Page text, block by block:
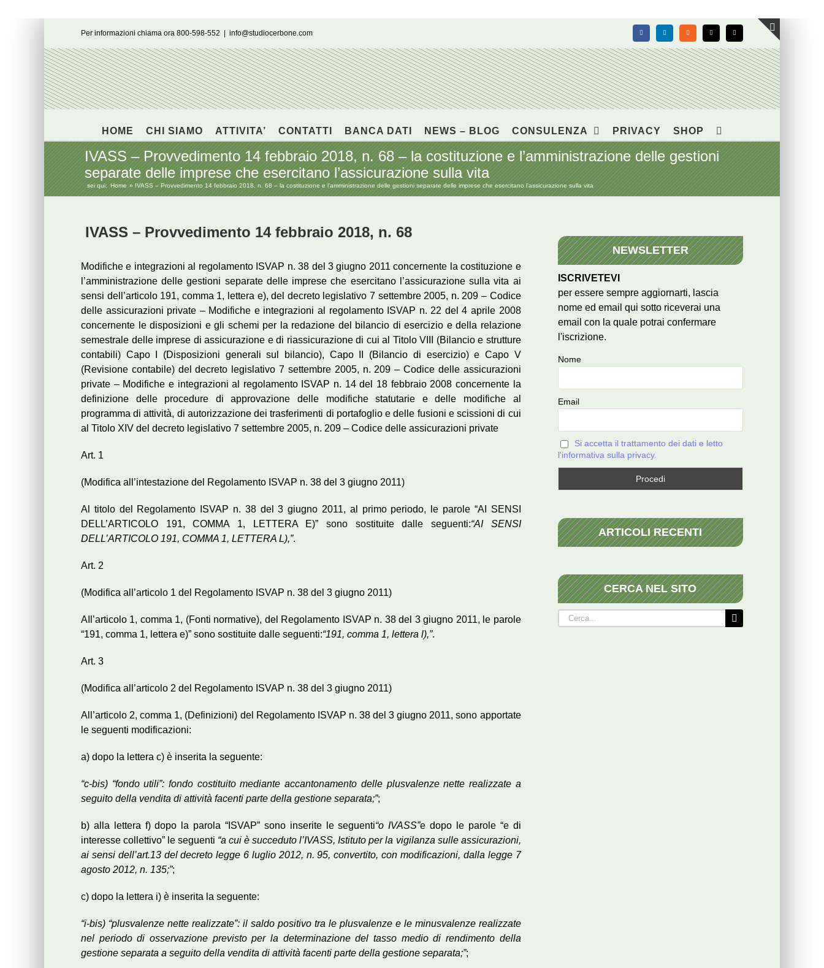
Per informazioni chiama ora 800-598-552 info@studiocerbone.com FacebookLinkedIn Rss X Email
HOME CHI SIAMO ATTIVITA’ CONTATTI BANCA DATI NEWS – BLOG CONSULENZA PRIVACY SHOP
IVASS – Provvedimento 14 febbraio 2018, n. 68 – la costituzione e l’amministrazione delle gestioni
separate delle imprese che esercitano l’assicurazione sulla vita
sei qui: Home IVASS – Provvedimento 14 febbraio 2018, n. 68 – la costituzione e l’amministrazione delle gestioni separate delle imprese che esercitano l’assicurazione sulla vita
IVASS – Provvedimento 14 febbraio 2018, n. 68
Modifiche e integrazioni al regolamento ISVAP n. 38 del 3 giugno 2011 concernente la costituzione e
l’amministrazione delle gestioni separate delle imprese che esercitano l’assicurazione sulla vita ai
sensi dell’articolo 191, comma 1, lettera e), del decreto legislativo 7 settembre 2005, n. 209 – Codice
delle assicurazioni private – Modifiche e integrazioni al regolamento ISVAP n. 22 del 4 aprile 2008
concernente le disposizioni e gli schemi per la redazione del bilancio di esercizio e della relazione
semestrale delle imprese di assicurazione e di riassicurazione di cui al Titolo VIII (Bilancio e strutture
contabili) Capo I (Disposizioni generali sul bilancio), Capo II (Bilancio di esercizio) e Capo V
(Revisione contabile) del decreto legislativo 7 settembre 2005, n. 209 – Codice delle assicurazioni
private – Modifiche e integrazioni al regolamento ISVAP n. 14 del 18 febbraio 2008 concernente la
definizione delle procedure di approvazione delle modifiche statutarie e delle modifiche al
programma di attività, di autorizzazione dei trasferimenti di portafoglio e delle fusioni e scissioni di cui
al Titolo XIV del decreto legislativo 7 settembre 2005, n. 209 – Codice delle assicurazioni private
Art. 1
(Modifica all’intestazione del Regolamento ISVAP n. 38 del 3 giugno 2011)
Al titolo del Regolamento ISVAP n. 38 del 3 giugno 2011, al primo periodo, le parole “AI SENSI
DELL’ARTICOLO 191, COMMA 1, LETTERA E)” sono sostituite dalle seguenti:“AI SENSI
DELL’ARTICOLO 191, COMMA 1, LETTERA L),”.
Art. 2
(Modifica all’articolo 1 del Regolamento ISVAP n. 38 del 3 giugno 2011)
AIl’articolo 1, comma 1, (Fonti normative), del Regolamento ISVAP n. 38 del 3 giugno 2011, le parole
“191, comma 1, lettera e)” sono sostituite dalle seguenti:“191, comma 1, lettera l),”.
Art. 3
(Modifica all’articolo 2 del Regolamento ISVAP n. 38 del 3 giugno 2011)
All’articolo 2, comma 1, (Definizioni) del Regolamento ISVAP n. 38 del 3 giugno 2011, sono apportate
le seguenti modificazioni:
a) dopo la lettera c) è inserita la seguente:
“c-bis) “fondo utili”: fondo costituito mediante accantonamento delle plusvalenze nette realizzate a
seguito della vendita di attività facenti parte della gestione separata;”;
b) alla lettera f) dopo la parola “ISVAP” sono inserite le seguenti“o IVASS”e dopo le parole “e di
interesse collettivo” le seguenti “a cui è succeduto l’IVASS, Istituto per la vigilanza sulle assicurazioni,
ai sensi dell’art.13 del decreto legge 6 luglio 2012, n. 95, convertito, con modificazioni, dalla legge 7
agosto 2012, n. 135;”;
c) dopo la lettera i) è inserita la seguente:
“i-bis) “plusvalenze nette realizzate”: il saldo positivo tra le plusvalenze e le minusvalenze realizzate
nel periodo di osservazione previsto per la determinazione del tasso medio di rendimento della
gestione separata a seguito della vendita di attività facenti parte della gestione separata;”;
NEWSLETTER
ISCRIVETEVI
per essere sempre aggiornarti, lascia
nome ed email qui sotto riceverai una
email con la quale potrai confermare
l'iscrizione.
Nome
Email
Si accetta il trattamento dei dati e letto
l'informativa sulla privacy.
ARTICOLI RECENTI
CERCA NEL SITO
Cerca
per:
Toggle
area
barra
scorrevole